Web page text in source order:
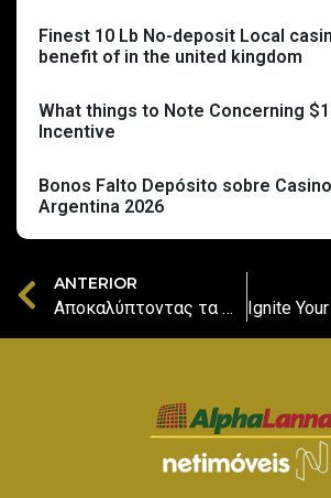
Finest 10 Lb No-deposit Local
benefit of in the united kingdom
What things to Note Concerning
Incentive
Bonos Falto Depósito sobre
Argentina 2026
ANTERIOR
Αποκαλύπτοντας τα Μυστικά της Τύχης Εμπειρία, Αξιοπιστία και Στρατηγικές στο cleobetra casino review